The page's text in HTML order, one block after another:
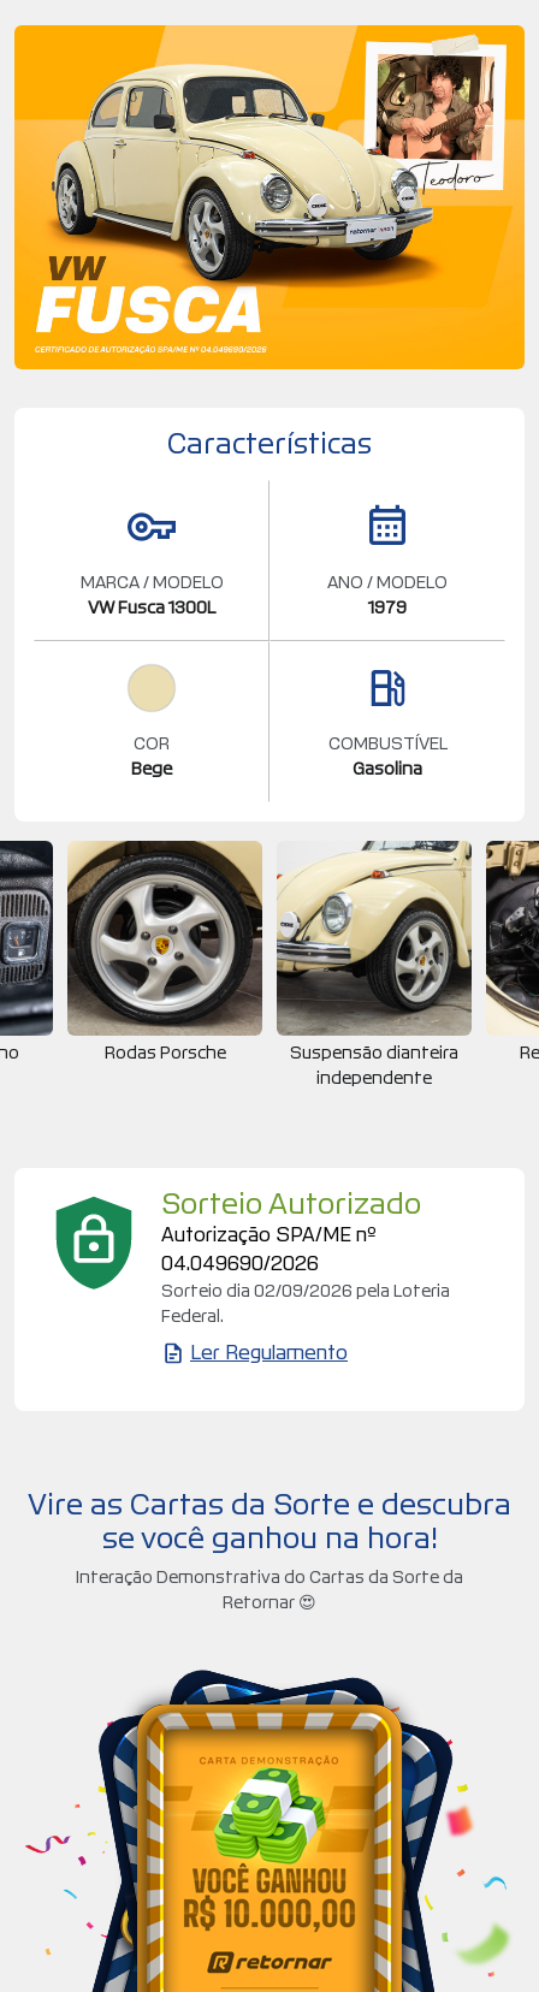
Características
MARCA / MODELO
VW Fusca 1300L
ANO / MODELO
1979
COR
Bege
COMBUSTÍVEL
Gasolina
Rodas Porsche
Suspensão dianteira
independente
Sorteio Autorizado
Autorização SPA/ME nº
04.049690/2026
Sorteio dia 02/09/2026 pela Loteria
Federal.
Ler Regulamento
Vire as Cartas da Sorte e descubra
se você ganhou na hora!
Interação Demonstrativa do Cartas da Sorte da
Retornar 😍